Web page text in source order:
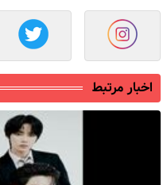
اخبار مرتبط